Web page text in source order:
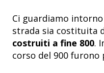
Ci guardiamo
strada sia costituita
costruiti a fine 800.
corso del 900